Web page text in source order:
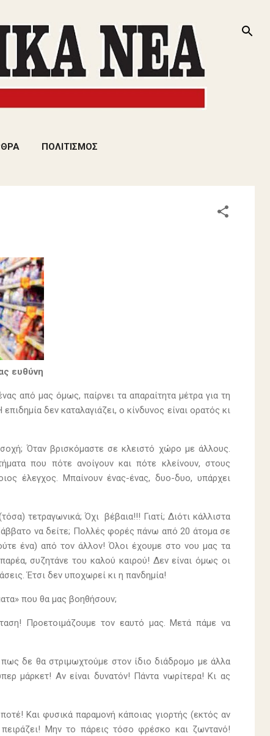
ΠΟΛΙΤΙΣΜΟΣ
ευθύνη
από μας όμως, παίρνει τα απαραίτητα μέτρα για τη
δεν καταλαγιάζει, ο κίνδυνος είναι ορατός κι
Όταν βρισκόμαστε σε κλειστό χώρο με άλλους.
που πότε ανοίγουν και πότε κλείνουν, στους
έλεγχος. Μπαίνουν ένας-ένας, δυο-δυο, υπάρχει
τετραγωνικά; Όχι βέβαια!!! Γιατί; Διότι κάλλιστα
να δείτε; Πολλές φορές πάνω από 20 άτομα σε
ένα) από τον άλλον! Όλοι έχουμε στο νου μας τα
συζητάνε του καλού καιρού! Δεν είναι όμως οι
Έτσι δεν υποχωρεί κι η πανδημία!
που θα μας βοηθήσουν;
Προετοιμάζουμε τον εαυτό μας. Μετά πάμε να
δε θα στριμωχτούμε στον ίδιο διάδρομο με άλλα
μάρκετ! Αν είναι δυνατόν! Πάντα νωρίτερα! Κι ας
Και φυσικά παραμονή κάποιας γιορτής (εκτός αν
Μην το πάρεις τόσο φρέσκο και ζωντανό!